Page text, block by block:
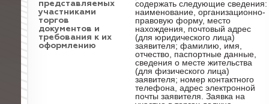
представляемых
участниками
торгов
документов и
требования к их
оформлению
содержать следующие сведения:
наименование, организационно-
правовую форму, место
нахождения, почтовый адрес
(для юридического лица)
заявителя; фамилию, имя,
отчество, паспортные данные,
сведения о месте жительства
(для физического лица)
заявителя; номер контактного
телефона, адрес электронной
почты заявителя. Заявка на